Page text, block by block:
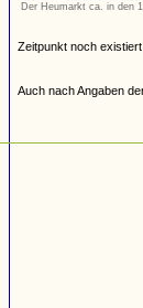
Der Heumarkt ca. in den
Zeitpunkt noch
Auch nach Angaben